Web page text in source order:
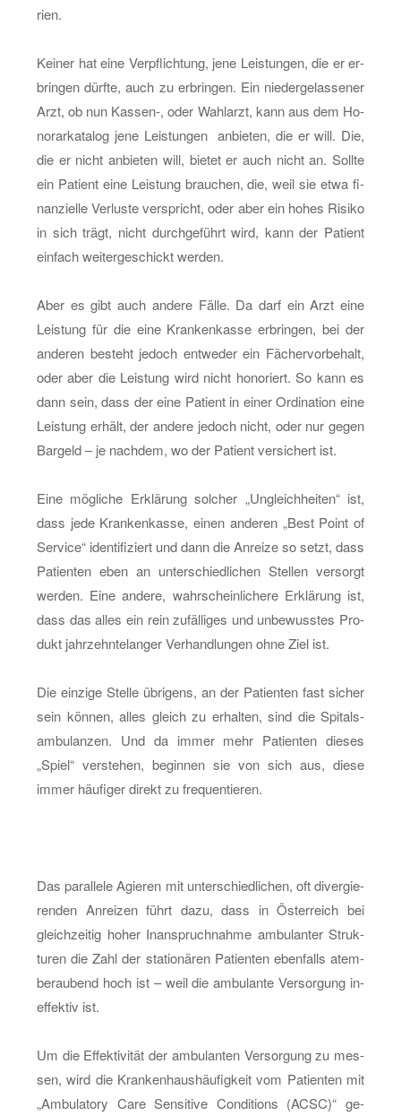
ri­en.
Kei­ner hat eine Ver­pflich­tung, jene Leis­tun­gen, die er er­
brin­gen dürf­te, auch zu er­brin­gen. Ein nie­der­ge­las­se­ner
Arzt, ob nun Kas­sen-, oder Wahl­arzt, kann aus dem Ho­
no­rar­ka­ta­log jene Leis­tun­gen an­bie­ten, die er will. Die,
die er nicht an­bie­ten will, bie­tet er auch nicht an. Soll­te
ein Pa­ti­ent eine Leis­tung brau­chen, die, weil sie etwa fi­
nan­zi­el­le Ver­lus­te ver­spricht, oder aber ein hohes Ri­si­ko
in sich trägt, nicht durch­ge­führt wird, kann der Pa­ti­ent
ein­fach wei­ter­ge­schickt wer­den.
Aber es gibt auch an­de­re Fälle. Da darf ein Arzt eine
Leis­tung für die eine Kran­ken­kas­se er­brin­gen, bei der
an­de­ren be­steht je­doch ent­we­der ein Fä­cher­vor­be­halt,
oder aber die Leis­tung wird nicht ho­no­riert. So kann es
dann sein, dass der eine Pa­ti­ent in einer Or­di­na­ti­on eine
Leis­tung er­hält, der an­de­re je­doch nicht, oder nur gegen
Bar­geld – je nach­dem, wo der Pa­ti­ent ver­si­chert ist.
Eine mög­li­che Er­klä­rung sol­cher „Un­gleich­hei­ten“ ist,
dass jede Kran­ken­kas­se, einen an­de­ren „Best Point of
Ser­vice“ iden­ti­fi­ziert und dann die An­rei­ze so setzt, dass
Pa­ti­en­ten eben an un­ter­schied­li­chen Stel­len ver­sorgt
wer­den. Eine an­de­re, wahr­schein­li­che­re Er­klä­rung ist,
dass das alles ein rein zu­fäl­li­ges und un­be­wuss­tes Pro­
dukt jahr­zehn­te­lan­ger Ver­hand­lun­gen ohne Ziel ist.
Die ein­zi­ge Stel­le üb­ri­gens, an der Pa­ti­en­ten fast si­cher
sein kön­nen, alles gleich zu er­hal­ten, sind die Spi­tals­
am­bu­lan­zen. Und da immer mehr Pa­ti­en­ten die­ses
„Spiel“ ver­ste­hen, be­gin­nen sie von sich aus, diese
immer häu­fi­ger di­rekt zu fre­quen­tie­ren.
Das par­al­le­le Agie­ren mit un­ter­schied­li­chen, oft di­ver­gie­
ren­den An­rei­zen führt dazu, dass in Ös­ter­reich bei
gleich­zei­tig hoher In­an­spruch­nah­me am­bu­lan­ter Struk­
tu­ren die Zahl der sta­tio­nä­ren Pa­ti­en­ten eben­falls atem­
be­rau­bend hoch ist – weil die am­bu­lan­te Ver­sor­gung in­
ef­fek­tiv ist.
Um die Ef­fek­ti­vi­tät der am­bu­lan­ten Ver­sor­gung zu mes­
sen, wird die Kran­ken­haus­häu­fig­keit vom Pa­ti­en­ten mit
„Am­bu­la­to­ry Care Sen­si­ti­ve Con­di­ti­ons (ACSC)“ ge­